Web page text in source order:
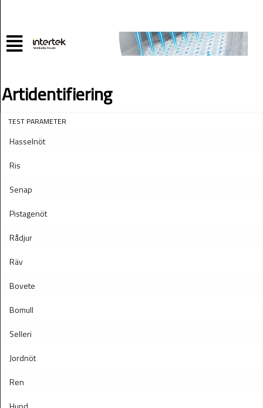
Artidentifiering
TEST PARAMETER
Hasselnöt
Ris
Senap
Pistagenöt
Rådjur
Räv
Bovete
Bomull
Selleri
Jordnöt
Ren